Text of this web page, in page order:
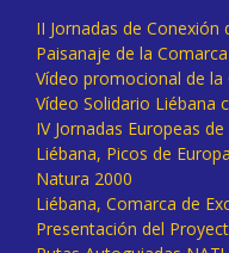
II Jornadas de
Paisanaje de la
Vídeo promocional de la
Vídeo Solidario Liébana
IV Jornadas Europeas
Liébana, Picos de
Natura 2000
Liébana, Comarca de
Presentación del